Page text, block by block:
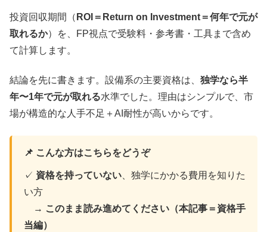
投資回収期間（ ROI＝Return on Investment＝何年で元が
取れるか）を、FP視点で受験料・参考書・工具まで含め
て計算します。
結論を先に書きます。設備系の主要資格は、 独学なら半
年〜1年で元が取れる水準でした。理由はシンプルで、市
場が構造的な人手不足＋AI耐性が高いからです。
📌 こんな方はこちらをどうぞ
✓ 資格を持っていない 、独学にかかる費用を知りた
い方
→ このまま読み進めてください（本記事＝資格手
当編）